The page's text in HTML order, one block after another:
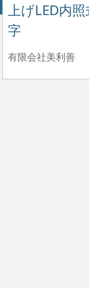
上げLED内
字
有限会社美利善